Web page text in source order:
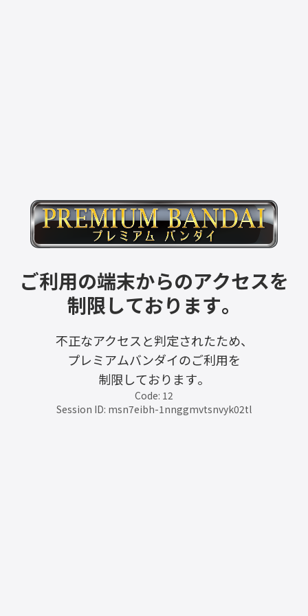
ご利用の端末からのアクセスを
制限しております。
不正なアクセスと判定されたため、
プレミアムバンダイのご利用を
制限しております。
Code: 12
Session ID: msn7eibh-1nnggmvtsnvyk02tl